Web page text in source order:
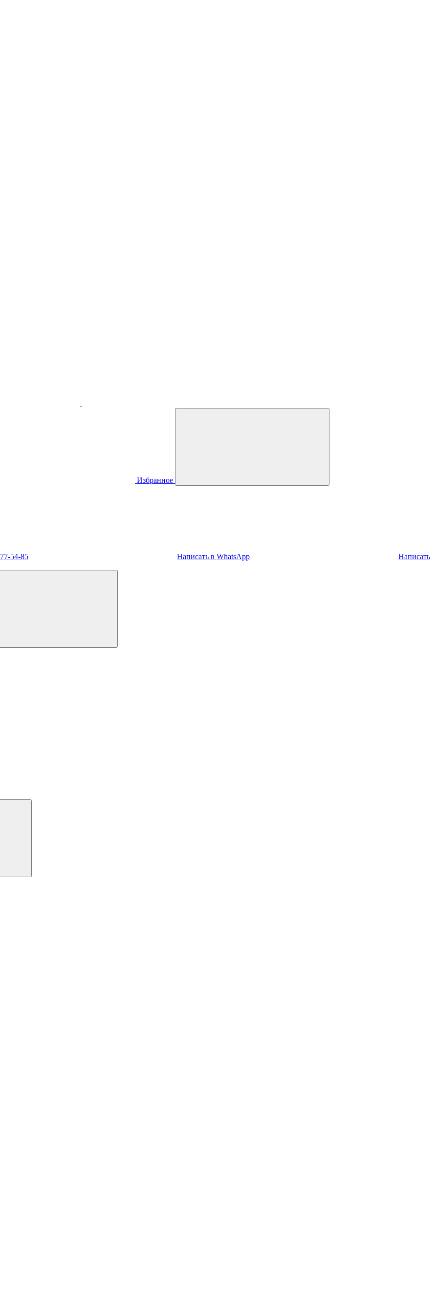
Избранное
54-85 Написать в WhatsApp Написать